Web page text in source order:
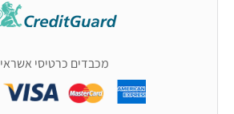
מכבדים כרטיסי אשראי